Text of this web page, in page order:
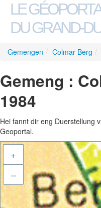
LE
DU GRAND-
Gemengen / Colmar-Berg /
Gemeng :
1984
Hei fannt dir eng Duerstellung
Geoportal.
+
–